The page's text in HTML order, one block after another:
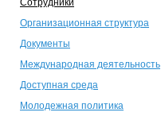
Сотрудники
Организационная структура
Документы
Международная деятельность
Доступная среда
Молодежная политика